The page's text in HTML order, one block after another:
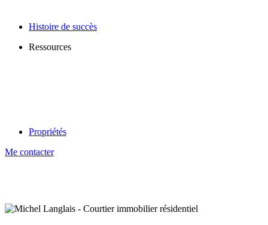
Histoire de succès
Ressources
Propriétés
Me contacter